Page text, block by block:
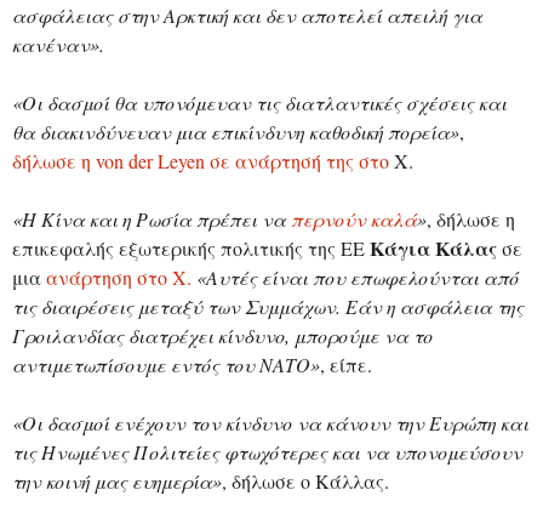
ασφάλειας στην Αρκτική και δεν αποτελεί απειλή για
κανέναν».
«Οι δασμοί θα υπονόμευαν τις διατλαντικές σχέσεις και
θα διακινδύνευαν μια επικίνδυνη καθοδική πορεία»,
δήλωσε η von der Leyen σε ανάρτησή της στοX.
«Η Κίνα και η Ρωσία πρέπει ναπερνούν καλά», δήλωσε η
επικεφαλής εξωτερικής πολιτικής της ΕΕΚάγια Κάλαςσε
μιαανάρτηση στο X. «Αυτές είναι που επωφελούνται από
τις διαιρέσεις μεταξύ των Συμμάχων. Εάν η ασφάλεια της
Γροιλανδίας διατρέχει κίνδυνο, μπορούμε να το
αντιμετωπίσουμε εντός του ΝΑΤΟ», είπε.
«Οι δασμοί ενέχουν τον κίνδυνο να κάνουν την Ευρώπη και
τις Ηνωμένες Πολιτείες φτωχότερες και να υπονομεύσουν
την κοινή μας ευημερία», δήλωσε ο Κάλλας.